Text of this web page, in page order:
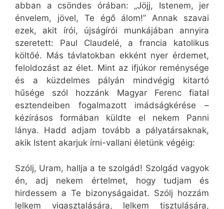
abban a csöndes órában: „Jöjj, Istenem, jer
énvelem, jövel, Te égő álom!” Annak szavai
ezek, akit írói, újságírói munkájában annyira
szeretett: Paul Claudelé, a francia katolikus
költőé. Más távlatokban ekként nyer érdemet,
feloldozást az élet. Mint az ifjúkor reménysége
és a küzdelmes pályán mindvégig kitartó
hűsége szól hozzánk Magyar Ferenc fiatal
esztendeiben fogalmazott imádságkérése –
kézírásos formában küldte el nekem Panni
lánya. Hadd adjam tovább a pályatársaknak,
akik Istent akarjuk írni-vallani életünk végéig:
Szólj, Uram, hallja a te szolgád! Szolgád vagyok
én, adj nekem értelmet, hogy tudjam és
hirdessem a Te bizonyságaidat. Szólj hozzám
lelkem vigasztalására, lelkem tisztulására,